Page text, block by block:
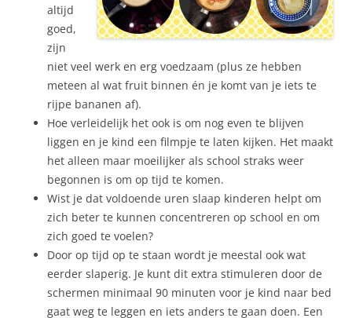
altijd
goed,
zijn
niet veel werk en erg voedzaam (plus ze hebben
meteen al wat fruit binnen én je komt van je iets te
rijpe bananen af).
Hoe verleidelijk het ook is om nog even te blijven
liggen en je kind een filmpje te laten kijken. Het maakt
het alleen maar moeilijker als school straks weer
begonnen is om op tijd te komen.
Wist je dat voldoende uren slaap kinderen helpt om
zich beter te kunnen concentreren op school en om
zich goed te voelen?
Door op tijd op te staan wordt je meestal ook wat
eerder slaperig. Je kunt dit extra stimuleren door de
schermen minimaal 90 minuten voor je kind naar bed
gaat weg te leggen en iets anders te gaan doen. Een